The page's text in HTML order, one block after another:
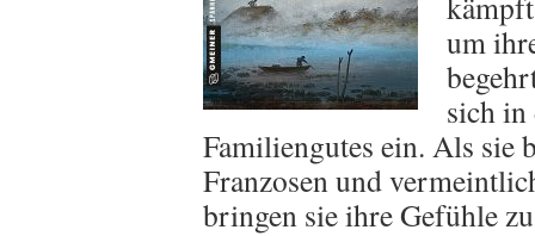
um
sich
Familiengutes ein. Als sie
Franzosen und
bringen sie ihre Gefühle